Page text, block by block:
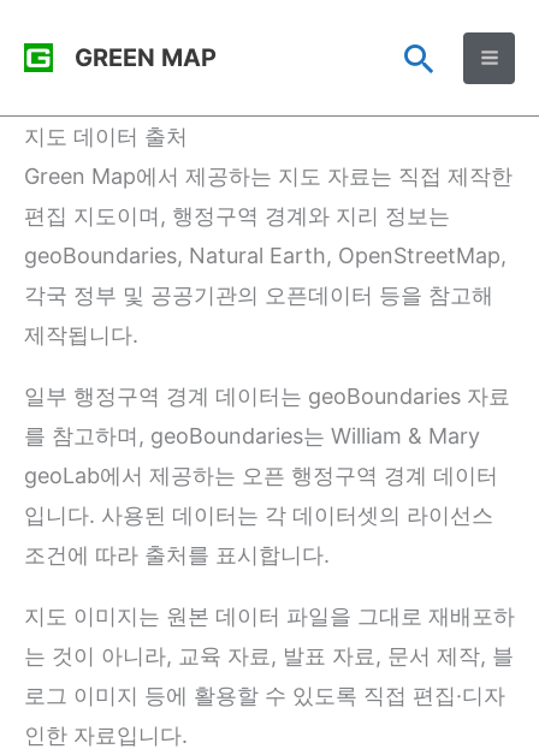
GREEN MAP
검
색
지도 데이터 출처
Green Map에서 제공하는 지도 자료는 직접 제작한
편집 지도이며, 행정구역 경계와 지리 정보는
geoBoundaries, Natural Earth, OpenStreetMap,
각국 정부 및 공공기관의 오픈데이터 등을 참고해
제작됩니다.
일부 행정구역 경계 데이터는 geoBoundaries 자료
를 참고하며, geoBoundaries는 William & Mary
geoLab에서 제공하는 오픈 행정구역 경계 데이터
입니다. 사용된 데이터는 각 데이터셋의 라이선스
조건에 따라 출처를 표시합니다.
지도 이미지는 원본 데이터 파일을 그대로 재배포하
는 것이 아니라, 교육 자료, 발표 자료, 문서 제작, 블
로그 이미지 등에 활용할 수 있도록 직접 편집·디자
인한 자료입니다.